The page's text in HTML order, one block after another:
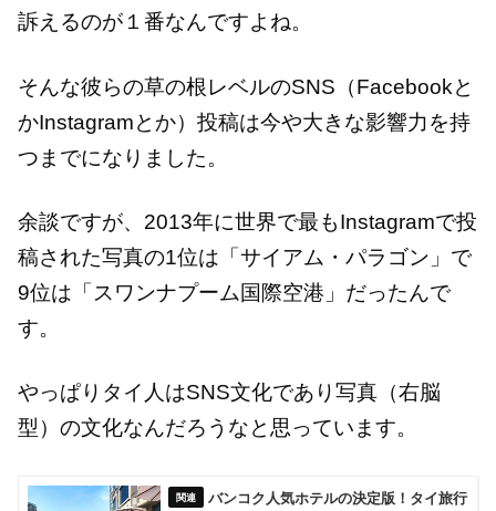
訴えるのが１番なんですよね。
そんな彼らの草の根レベルのSNS（Facebookと
かInstagramとか）投稿は今や大きな影響力を持
つまでになりました。
余談ですが、2013年に世界で最もInstagramで投
稿された写真の1位は「サイアム・パラゴン」で
9位は「スワンナプーム国際空港」だったんで
す。
やっぱりタイ人はSNS文化であり写真（右脳
型）の文化なんだろうなと思っています。
バンコク人気ホテルの決定版！タイ旅行